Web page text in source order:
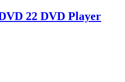
22 DVD Player